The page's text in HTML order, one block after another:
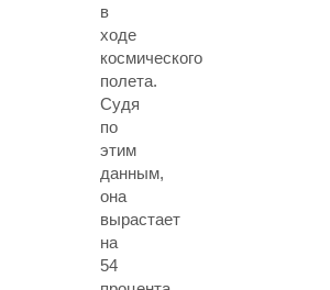
в
ходе
космического
полета.
Судя
по
этим
данным,
она
вырастает
на
54